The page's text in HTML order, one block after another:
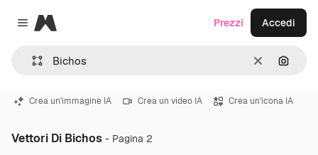
Close menu
Magnific
CancellaCerca
Prezzi Accedi
Crea un'immagine IA Crea un video IA Crea un'icona IA
Vettori Di Bichos - Pagina 2